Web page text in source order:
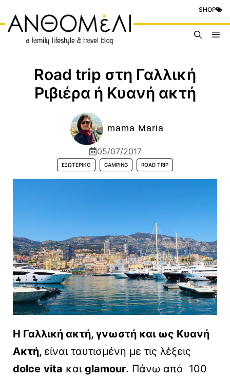
περιεχόμενο
SHOP
Road trip στη Γαλλική
Ριβιέρα ή Κυανή ακτή
mama Maria
05/07/2017
ΕΞΩΤΕΡΙΚΌ CAMPING ROAD TRIP
Η Γαλλική ακτή, γνωστή και ως Κυανή
Ακτή, είναι ταυτισμένη με τις λέξεις
dolce vita και glamour. Πάνω από 100